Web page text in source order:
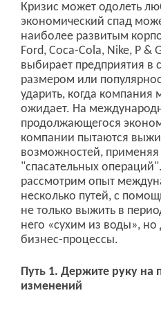
Кризис может одолеть
экономический спад
наиболее развитым
Ford, Coca-Cola, Nike, P &
выбирает предприятия в
размером или
ударить, когда компания
ожидает. На
продолжающегося
компании пытаются
возможностей,
"спасательных
рассмотрим опыт
несколько путей, с
не только выжить в
него «сухим из воды», но
бизнес-процессы.
Путь 1. Держите руку на
изменений